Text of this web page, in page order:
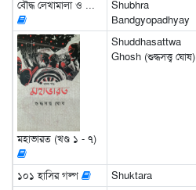
বৌদ্ধ লেখামালা ও ...
Shubhra
Bandgyopadhyay
মহাভারত (খণ্ড ১ - ৭)
Shuddhasattwa
Ghosh (শুদ্ধসত্ত্ব ঘোষ)
১০১ হাসির গল্প Shuktara